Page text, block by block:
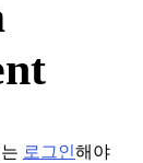
로그인해야